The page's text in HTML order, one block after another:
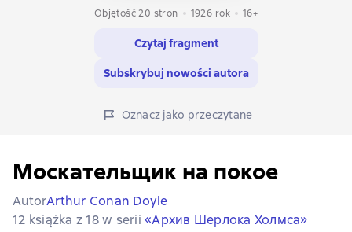
Objętość 20 stron
1926 rok 16+
Czytaj fragment
Subskrybuj nowości autora
Oznacz jako przeczytane
Москательщик на покое
AutorArthur Conan Doyle
12 książka z 18 w serii «Архив Шерлока Холмса»